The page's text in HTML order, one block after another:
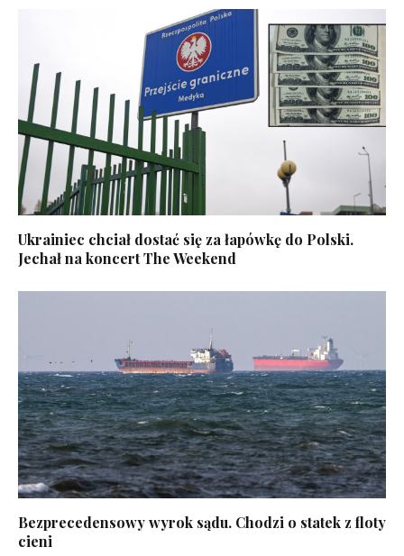
Ukrainiec chciał dostać się za łapówkę do Polski.
Jechał na koncert The Weekend
Bezprecedensowy wyrok sądu. Chodzi o statek z floty
cieni